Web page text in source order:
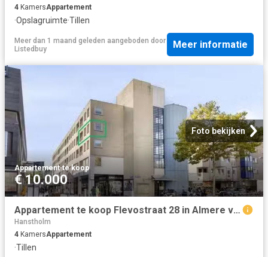
4 KamersAppartement
·Opslagruimte·Tillen
Meer dan 1 maand geleden aangeboden door
Listedbuy
Meer informatie
Foto bekijken
Appartement·te koop
€ 10.000
Appartement te koop Flevostraat 28 in Almere voor € 298.000
Hanstholm
4 KamersAppartement
·Tillen